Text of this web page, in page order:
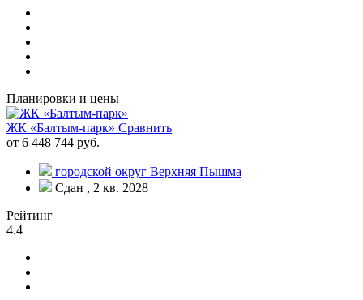
Планировки и цены
ЖК «Балтым-парк» Сравнить
от 6 448 744 руб.
городской округ Верхняя Пышма
Сдан , 2 кв. 2028
Рейтинг
4.4